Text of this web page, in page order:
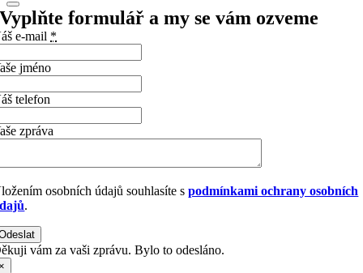
Vyplňte formulář a my se vám ozveme
e-mail *
jméno
telefon
zpráva
osobních údajů souhlasíte spodmínkami ochrany osobních
.
vám za vaši zprávu. Bylo to odesláno.